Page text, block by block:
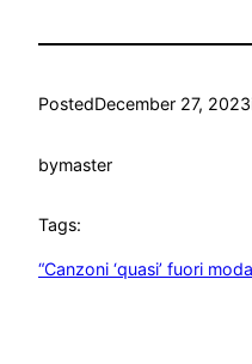
PostedDecember 27, 2023
bymaster
Tags:
“Canzoni ‘quasi’ fuori